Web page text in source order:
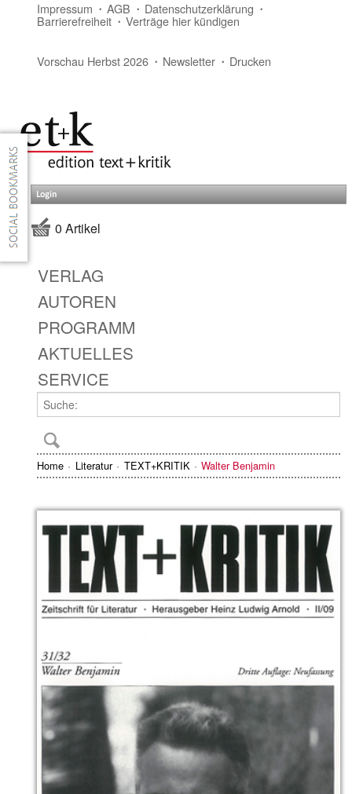
Impressum AGB Datenschutzerklärung
Barrierefreiheit Verträge hier kündigen
Vorschau Herbst 2026 Newsletter Drucken
Login
0 Artikel
VERLAG
AUTOREN
PROGRAMM
AKTUELLES
SERVICE
Home Literatur TEXT+KRITIK Walter Benjamin